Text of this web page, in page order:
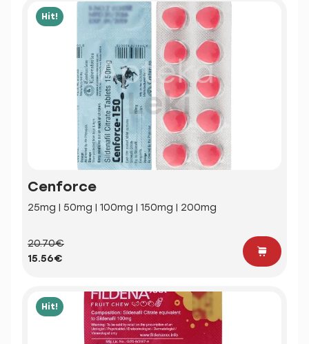
Hit!
Cenforce
25mg | 50mg | 100mg | 150mg | 200mg
20.70€
15.56€
Hit!